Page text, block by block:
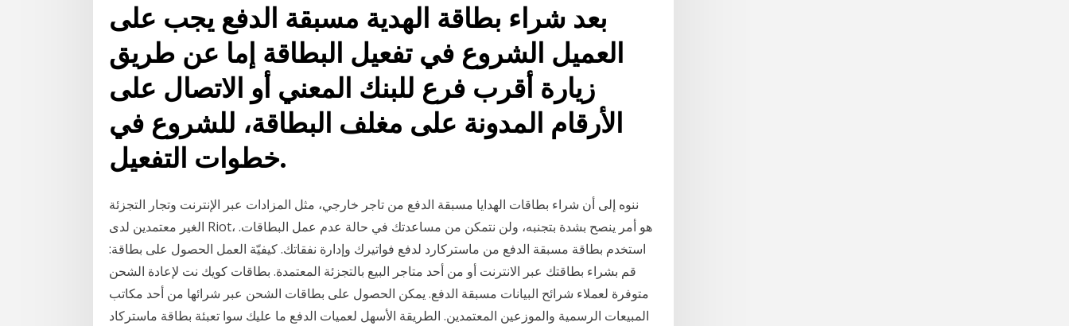
بعد شراء بطاقة الهدية مسبقة الدفع يجب على
العميل الشروع في تفعيل البطاقة إما عن طريق
زيارة أقرب فرع للبنك المعني أو الاتصال على
الأرقام المدونة على مغلف البطاقة، للشروع في
خطوات التفعيل.
ننوه إلى أن شراء بطاقات الهدايا مسبقة الدفع من تاجر خارجي، مثل المزادات عبر الإنترنت وتجار التجزئة
الغير معتمدين لدى Riot، هو أمر ينصح بشدة بتجنبه، ولن نتمكن من مساعدتك في حالة عدم عمل البطاقات.
استخدم بطاقة مسبقة الدفع من ماستركارد لدفع فواتيرك وإدارة نفقاتك. كيفيّة العمل الحصول على بطاقة:
قم بشراء بطاقتك عبر الانترنت أو من أحد متاجر البيع بالتجزئة المعتمدة. بطاقات كويك نت لإعادة الشحن
متوفرة لعملاء شرائح البيانات مسبقة الدفع. يمكن الحصول على بطاقات الشحن عبر شرائها من أحد مكاتب
المبيعات الرسمية والموزعين المعتمدين. الطريقة الأسهل لعميات الدفع ما عليك سوا تعبئة بطاقة ماستركاد